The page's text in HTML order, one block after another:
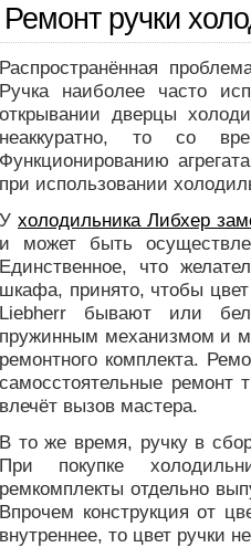
Ремонт ручки
Распространённая
Ручка наиболее часто
открывании дверцы
неаккуратно, то со
Функционированию
при использовании
У холодильника Либхер
и может быть
Единственное, что
шкафа, принято, чтобы
Liebherr бывают или
пружинным механизмом и
ремонтного комплекта.
самосстоятельные ремонт
влечёт вызов мастера.
В то же время, ручку в
При покупке
ремкомплекты отдельно
Впрочем конструкция от
внутреннее, то цвет ручки